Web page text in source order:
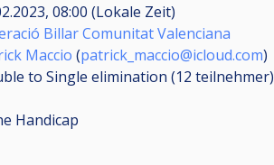
08:00 (Lokale Zeit)
Billar Comunitat Valenciana
Maccio (patrick_maccio@icloud.com)
to Single elimination (12 teilnehmer)
Handicap